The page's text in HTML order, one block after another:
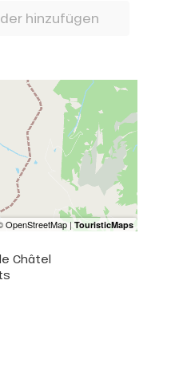
hinzufügen
Châtel